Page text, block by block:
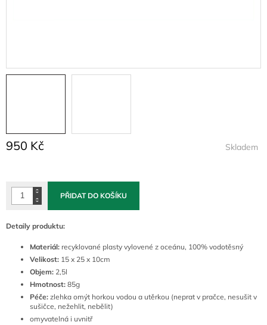
950 Kč Skladem
PŘIDAT DO KOŠÍKU
Detaily produktu:
Materiál: recyklované plasty vylovené z oceánu, 100% vodotěsný
Velikost: 15 x 25 x 10cm
Objem: 2,5l
Hmotnost: 85g
Péče: zlehka omýt horkou vodou a utěrkou (neprat v pračce, nesušit v
sušičce, nežehlit, nebělit)
omyvatelná i uvnitř